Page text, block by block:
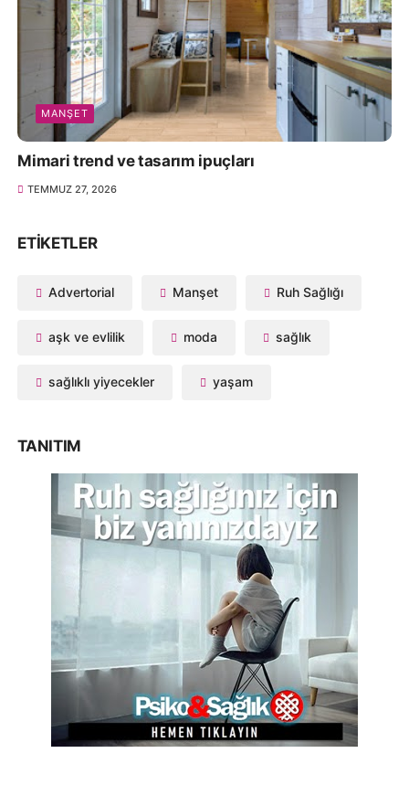
MANŞET
Mimari trend ve tasarım ipuçları
TEMMUZ 27, 2026
ETIKETLER
Advertorial Manşet Ruh Sağlığı
aşk ve evlilik moda sağlık
sağlıklı yiyecekler yaşam
TANITIM